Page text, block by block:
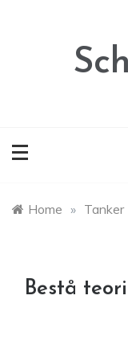
Home » Tanker
Bestå